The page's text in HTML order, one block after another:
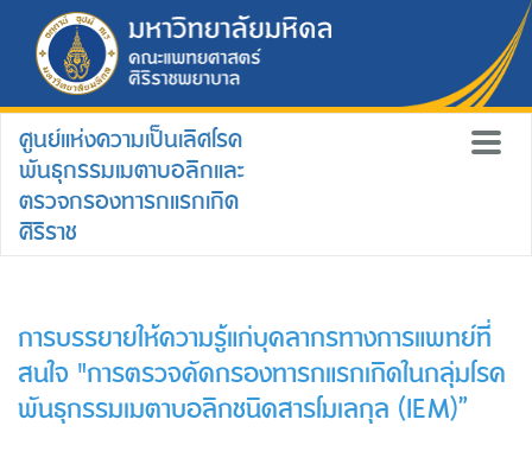
ศูนย์แห่งความเป็นเลิศโรค
พันธุกรรมเมตาบอลิกและ
ตรวจกรองทารกแรกเกิด
ศิริราช
การบรรยายให้ความรู้แก่บุคลากรทางการแพทย์ที่
สนใจ "การตรวจคัดกรองทารกแรกเกิดในกลุ่มโรค
พันธุกรรมเมตาบอลิกชนิดสารโมเลกุล (IEM)”